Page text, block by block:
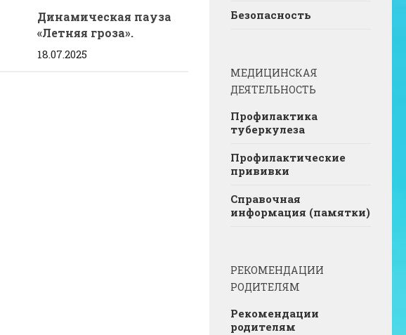
Динамическая пауза
«Летняя гроза».
18.07.2025
Безопасность
МЕДИЦИНСКАЯ
ДЕЯТЕЛЬНОСТЬ
Профилактика
туберкулеза
Профилактические
прививки
Справочная
информация (памятки)
РЕКОМЕНДАЦИИ
РОДИТЕЛЯМ
Рекомендации
родителям